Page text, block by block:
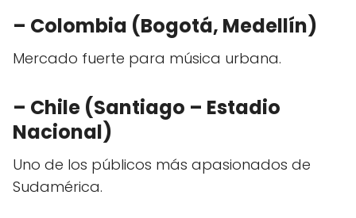
– Colombia (Bogotá, Medellín)
Mercado fuerte para música urbana.
– Chile (Santiago – Estadio
Nacional)
Uno de los públicos más apasionados de
Sudamérica.